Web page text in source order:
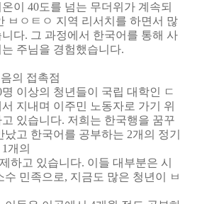
이 40도를 넘는 무더위가 계속되
ㅂㅇㅌㅇ 지역 리서치를 하면서 많
다. 그 과정에서 한국어를 통해 사
주님을 경험했습니다.
의 접촉점
명 이상의 청년들이 국립 대학인 ㄷ
지내며 이주민 노동자로 가기 위
있습니다. 저희는 한국행을 꿈꾸
났고 한국어를 공부하는 2개의 정기
개의
하고 있습니다. 이들 대부분은 시
수 민족으로, 지금도 많은 청년이
ㅂ